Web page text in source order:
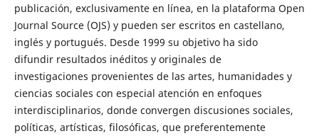
publicación, exclusivamente en línea, en la plataforma Open
Journal Source (OJS) y pueden ser escritos en castellano,
inglés y portugués. Desde 1999 su objetivo ha sido
difundir resultados inéditos y originales de
investigaciones provenientes de las artes, humanidades y
ciencias sociales con especial atención en enfoques
interdisciplinarios, donde convergen discusiones sociales,
políticas, artísticas, filosóficas, que preferentemente